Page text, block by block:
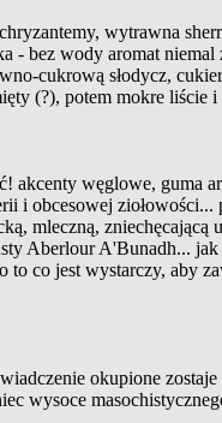
wytrawna
bez wody aromat niemal
cukrową słodycz,
(?), potem mokre liście i
akcenty węglowe, guma
i obcesowej
mleczną, zniechęcającą
Aberlour A'Bunadh...
co jest wystarczy, aby
okupione zostaje
wysoce